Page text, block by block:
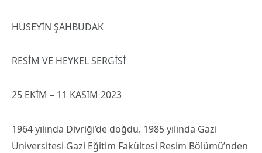
HÜSEYİN ŞAHBUDAK
RESİM VE HEYKEL SERGİSİ
25 EKİM – 11 KASIM 2023
1964 yılında Divriği’de doğdu. 1985 yılında Gazi
Üniversitesi Gazi Eğitim Fakültesi Resim Bölümü’nden